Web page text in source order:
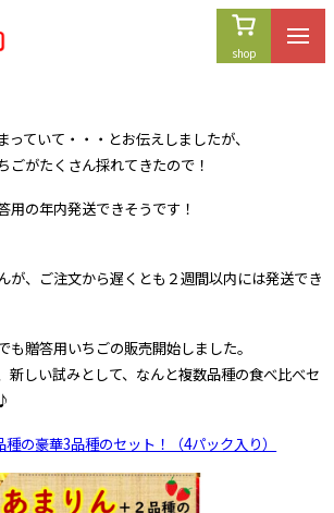
ていて・・・とお伝えしましたが、
ごがたくさん採れてきたので！
用の年内発送できそうです！
が、ご注文から遅くとも２週間以内には発送でき
も贈答用いちごの販売開始しました。
新しい試みとして、なんと複数品種の食べ比べセ
の豪華3品種のセット！（4パック入り）